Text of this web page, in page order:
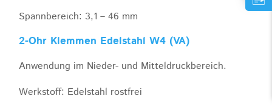
Spannbereich: 3,1 – 46 mm
2-Ohr Klemmen Edelstahl W4 (VA)
Anwendung im Nieder- und Mitteldruckbereich.
Werkstoff: Edelstahl rostfrei